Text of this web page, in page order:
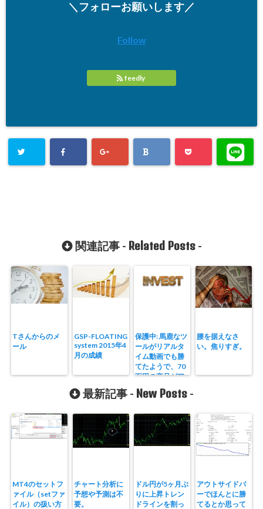
＼フォローお願いします／
Follow
feedly
関連記事 - Related Posts-
Tさんからのメ
ール
GSP-FLOATING
system 2015年4
月の成績
保護中: 馬鹿なツ
ールがリアルタ
イム動画でも勝
てたようで、70
万円の商品がア
ホほど売れたそ
うです。
腰を据えなさ
い。焦りすぎ。
最新記事 - New Posts -
MT4のセットフ
ァイル（setファ
イル）の扱い方
チャート分析に
予想や予測は不
要。
ドル円が5ヶ月ぶ
りに上昇トレン
ドラインを割っ
アウトサイドバ
ーでほんとに勝
てるとか思って